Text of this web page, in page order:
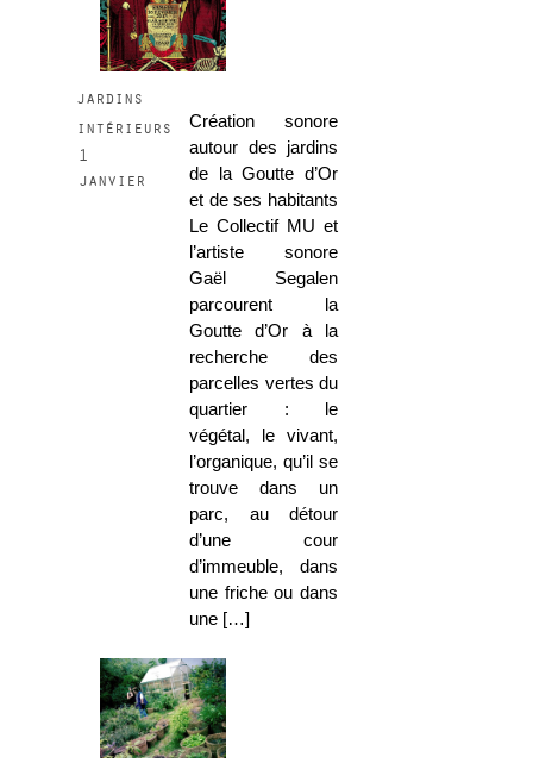
jardins
intérieurs
1
janvier
Création sonore
autour des jardins
de la Goutte d’Or
et de ses habitants
Le Collectif MU et
l’artiste sonore
Gaël Segalen
parcourent la
Goutte d’Or à la
recherche des
parcelles vertes du
quartier : le
végétal, le vivant,
l’organique, qu’il se
trouve dans un
parc, au détour
d’une cour
d’immeuble, dans
une friche ou dans
une […]